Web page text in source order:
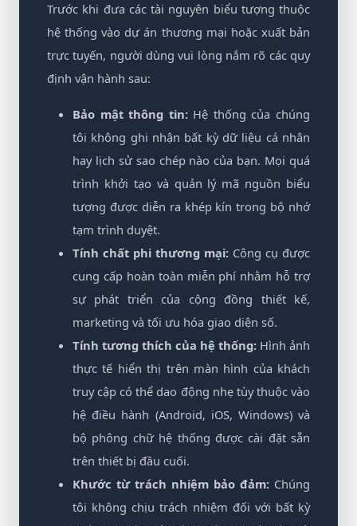
Trước khi đưa các tài nguyên biểu tượng thuộc
hệ thống vào dự án thương mại hoặc xuất bản
trực tuyến, người dùng vui lòng nắm rõ các quy
định vận hành sau:
Bảo mật thông tin:Hệ thống của chúng
tôi không ghi nhận bất kỳ dữ liệu cá nhân
hay lịch sử sao chép nào của bạn. Mọi quá
trình khởi tạo và quản lý mã nguồn biểu
tượng được diễn ra khép kín trong bộ nhớ
tạm trình duyệt.
Tính chất phi thương mại: Công cụ được
cung cấp hoàn toàn miễn phí nhằm hỗ trợ
sự phát triển của cộng đồng thiết kế,
marketing và tối ưu hóa giao diện số.
Tính tương thích của hệ thống: Hình ảnh
thực tế hiển thị trên màn hình của khách
truy cập có thể dao động nhẹ tùy thuộc vào
hệ điều hành (Android, iOS, Windows) và
bộ phông chữ hệ thống được cài đặt sẵn
trên thiết bị đầu cuối.
Khước từ trách nhiệm bảo đảm: Chúng
tôi không chịu trách nhiệm đối với bất kỳ